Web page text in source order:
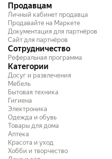
Продавцам
Личный кабинет продавца
Продавайте на Маркете
Документация для партнёров
Сайт для партнёров
Сотрудничество
Реферальная программа
Категории
Досуг и развлечения
Мебель
Бытовая техника
Гигиена
Электроника
Одежда и обувь
Товары для дома
Аптека
Красота и уход
Хобби и творчество